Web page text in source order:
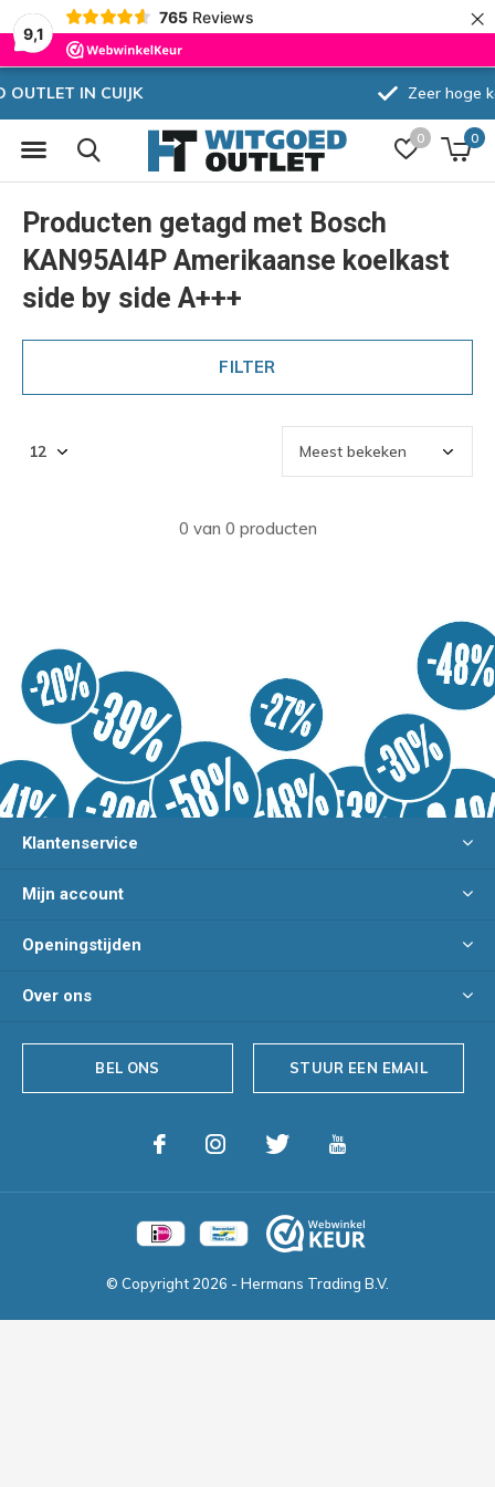
9,1
765 Reviews ×
0 0
Producten getagd met Bosch
KAN95AI4P Amerikaanse koelkast
side by side A+++
FILTER
0 van 0 producten
Klantenservice
Mijn account
Openingstijden
Over ons
BEL ONS STUUR EEN EMAIL
© Copyright 2026 - Hermans Trading B.V.